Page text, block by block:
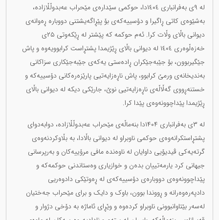
لە ٩ی بەفرانباری ١٤٠٤دا، حوکمی سێدارەی مێحراب عەبدوڵڵازاده،
بەشێوەی کاتی ڕاگیرا و دۆسییەکەی بۆ پێڕاگەیشتنی دووبارە ڕەوانەی
دیوانی باڵای وڵات کرا. ئەم حوکمە که پێشتر لە ڕێکەوتی ۲۵ی
خەزەڵوەری ۱٤۰٤ لە دیوانی باڵای ڕێژیمدا پشتڕاست کرابوویەوە و پاش
جێگیربوون، بۆ جێبەجێکران ڕادەستی یەکەی جێبەجێکاری سزاکانی
بەندیخانەی ورمێ کرابوو، پاش ناڕەزایەتیی پارێزەرەکانی دۆسییەکە و
خستنەڕووی گەڵاڵەی ناڕەزایەتیی نوێ، جارێکی دیکە لە دیوانی باڵای
ڕێژیمدا پێداچوونەوەی پێدا کرا.
لە ٣ی بەفرانباری ۱۴۰۴دا بنەماڵەی مێحراب عەبدوڵڵازادە، دوابەدوای
پشتڕاستکرانەوەی حوکمی ناوبراو لە دیوانی باڵادا، بە بڵاوکردنەوەی
گرتەیەکی ڤیدیۆیی داوایان لە ناوەندە مافی مرۆییەکان و بەرپرسانی
جیهانی کرد یارمەتییان بدەن و خوازیاری وەستاندنی حوکمەکە و
پێداچوونەوەی دووبارەی دۆسییەکەی لە ڕەوتێکی دادوەریی
دادپەرەوەرانە و ڕووندا بوون، باوک و دایک و برای مێحراب جەختیان
لەسەر بێتاوانبوونی ناوبراو کردەوە و وێڕای ئاماژە بە دۆخی دژوار و